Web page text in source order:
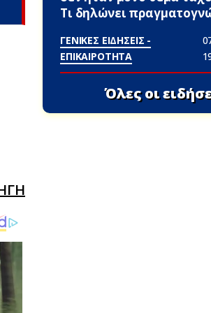
Τι δηλώνει
ΓΕΝΙΚΕΣ ΕΙΔΗΣΕΙΣ -
ΕΠΙΚΑΙΡΟΤΗΤΑ
Όλες οι